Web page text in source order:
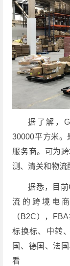
据了解，
30000平方米。
服务商。可为
测、清关和物流
据悉，目
流的跨境电
（B2C），
标换标、中转
国、德国、法
看